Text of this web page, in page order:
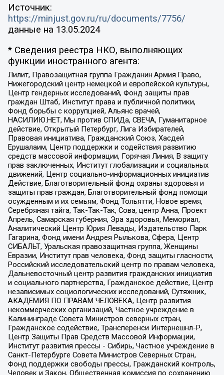
Источник:
https://minjust.gov.ru/ru/documents/7756/
данные на 13.05.2024
* Сведения реестра НКО, выполняющих
функции иностранного агента:
Лилит, Правозащитная группа Гражданин.Армия.Право,
Нижегородский центр немецкой и европейской культуры,
Центр гендерных исследований, Фонд защиты прав
граждан Штаб, Институт права и публичной политики,
Фонд борьбы с коррупцией, Альянс врачей,
НАСИЛИЮ.НЕТ, Мы против СПИДа, СВЕЧА, Гуманитарное
действие, Открытый Петербург, Лига Избирателей,
Правовая инициатива, Гражданский Союз, Хасдей
Ерушалаим, Центр поддержки и содействия развитию
средств массовой информации, Горячая Линия, В защиту
прав заключенных, Институт глобализации и социальных
движений, Центр социально-информационных инициатив
Действие, Благотворительный фонд охраны здоровья и
защиты прав граждан, Благотворительный фонд помощи
осужденным и их семьям, Фонд Тольятти, Новое время,
Серебряная тайга, Так-Так-Так, Сова, центр Анна, Проект
Апрель, Самарская губерния, Эра здоровья, Мемориал,
Аналитический Центр Юрия Левады, Издательство Парк
Гагарина, Фонд имени Андрея Рылькова, Сфера, Центр
СИБАЛЬТ, Уральская правозащитная группа, Женщины
Евразии, Институт прав человека, Фонд защиты гласности,
Российский исследовательский центр по правам человека,
Дальневосточный центр развития гражданских инициатив
и социального партнерства, Гражданское действие, Центр
независимых социологических исследований, Сутяжник,
АКАДЕМИЯ ПО ПРАВАМ ЧЕЛОВЕКА, Центр развития
некоммерческих организаций, Частное учреждение в
Калининграде Совета Министров северных стран,
Гражданское содействие, Трансперенси Интернешнл-Р,
Центр Защиты Прав Средств Массовой Информации,
Институт развития прессы - Сибирь, Частное учреждение в
Санкт-Петербурге Совета Министров Северных Стран,
Фонд поддержки свободы прессы, Гражданский контроль,
Человек и Закон, Общественная комиссия по сохранению